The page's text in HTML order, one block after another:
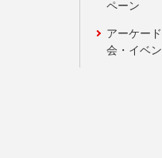
ペーン
アーケー
会・イベ